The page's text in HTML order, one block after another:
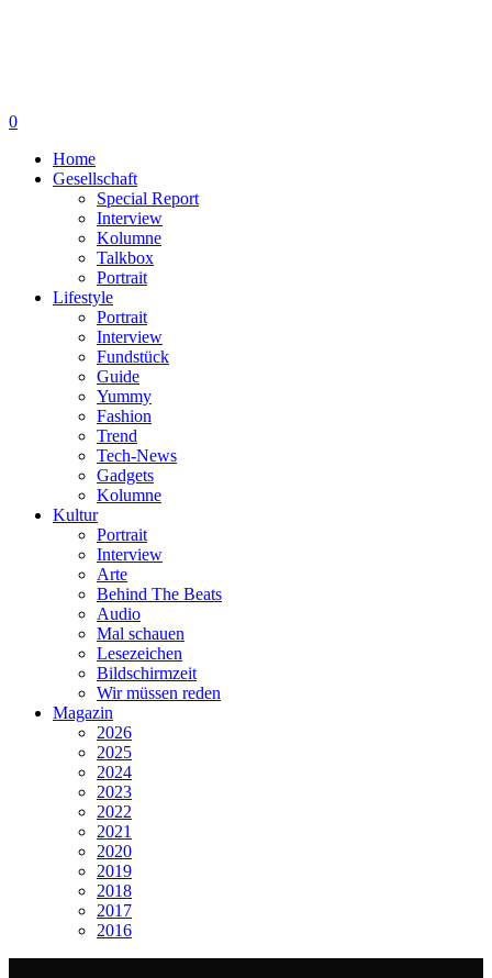
0
Home
Gesellschaft
Special Report
Interview
Kolumne
Talkbox
Portrait
Lifestyle
Portrait
Interview
Fundstück
Guide
Yummy
Fashion
Trend
Tech-News
Gadgets
Kolumne
Kultur
Portrait
Interview
Arte
Behind The Beats
Audio
Mal schauen
Lesezeichen
Bildschirmzeit
Wir müssen reden
Magazin
2026
2025
2024
2023
2022
2021
2020
2019
2018
2017
2016